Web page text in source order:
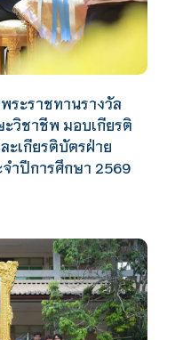
ระราชทานรางวัล
ะวิชาชีพ มอบเกียรติ
ะเกียรติบัตรฝ่าย
ำปีการศึกษา 2569